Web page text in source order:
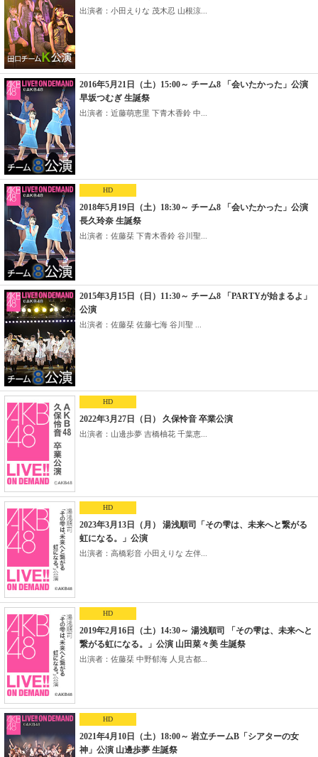
出演者：小田えりな 茂木忍 山根涼...
2016年5月21日（土）15:00～ チーム8 「会いたかった」公演
早坂つむぎ 生誕祭
出演者：近藤萌恵里 下青木香鈴 中...
HD
2018年5月19日（土）18:30～ チーム8 「会いたかった」公演
長久玲奈 生誕祭
出演者：佐藤栞 下青木香鈴 谷川聖...
2015年3月15日（日）11:30～ チーム8 「PARTYが始まるよ」
公演
出演者：佐藤栞 佐藤七海 谷川聖 ...
HD
2022年3月27日（日） 久保怜音 卒業公演
出演者：山邊歩夢 吉橋柚花 千葉恵...
HD
2023年3月13日（月） 湯浅順司「その雫は、未来へと繋がる
虹になる。」公演
出演者：高橋彩音 小田えりな 左伴...
HD
2019年2月16日（土）14:30～ 湯浅順司 「その雫は、未来へと
繋がる虹になる。」公演 山田菜々美 生誕祭
出演者：佐藤栞 中野郁海 人見古都...
HD
2021年4月10日（土）18:00～ 岩立チームB「シアターの女
神」公演 山邊歩夢 生誕祭